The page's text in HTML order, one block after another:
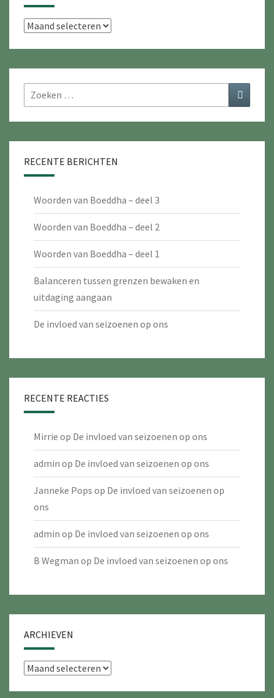
Archieven
Zoeken
naar:
Zoeken
RECENTE BERICHTEN
Woorden van Boeddha – deel 3
Woorden van Boeddha – deel 2
Woorden van Boeddha – deel 1
Balanceren tussen grenzen bewaken en
uitdaging aangaan
De invloed van seizoenen op ons
RECENTE REACTIES
Mirrie op De invloed van seizoenen op ons
admin op De invloed van seizoenen op ons
Janneke Pops op De invloed van seizoenen op
ons
admin op De invloed van seizoenen op ons
B Wegman op De invloed van seizoenen op ons
ARCHIEVEN
Archieven